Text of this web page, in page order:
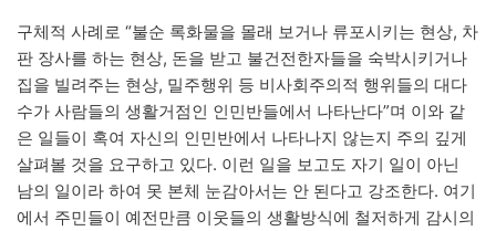
구체적 사례로 “불순 록화물을 몰래 보거나 류포시키는 현상, 차
판 장사를 하는 현상, 돈을 받고 불건전한자들을 숙박시키거나
집을 빌려주는 현상, 밀주행위 등 비사회주의적 행위들의 대다
수가 사람들의 생활거점인 인민반들에서 나타난다”며 이와 같
은 일들이 혹여 자신의 인민반에서 나타나지 않는지 주의 깊게
살펴볼 것을 요구하고 있다. 이런 일을 보고도 자기 일이 아닌
남의 일이라 하여 못 본체 눈감아서는 안 된다고 강조한다. 여기
에서 주민들이 예전만큼 이웃들의 생활방식에 철저하게 감시의